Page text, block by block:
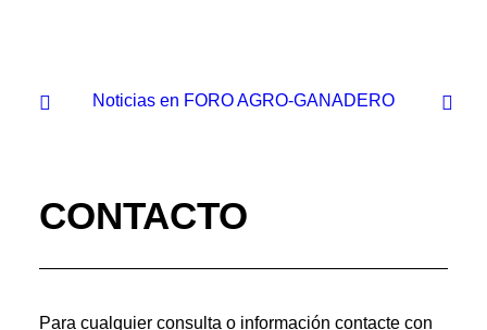
Noticias en FORO AGRO-GANADERO
CONTACTO
Para cualquier consulta o información contacte con